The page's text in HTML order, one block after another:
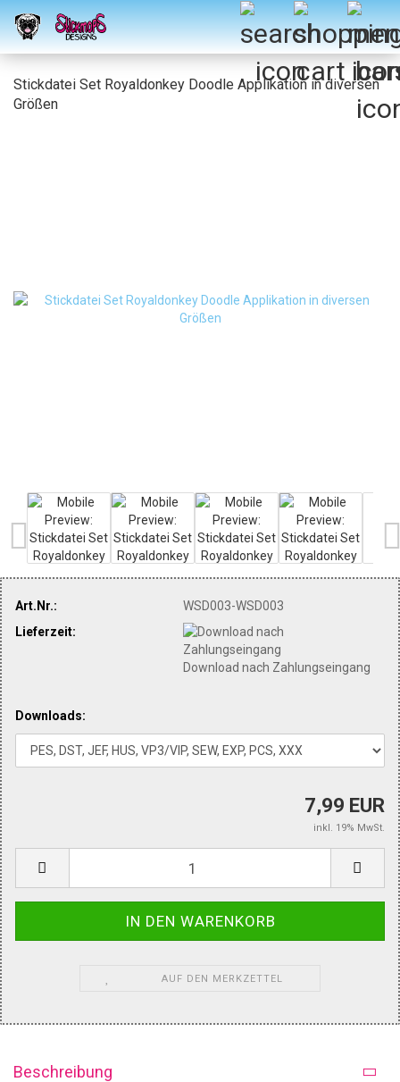
Stickdatei Set Royaldonkey Doodle Applikation in diversen
Größen
Art.Nr.:
WSD003-WSD003
Lieferzeit:
Download nach Zahlungseingang
Downloads:
7,99 EUR
inkl. 19% MwSt.
AUF DEN MERKZETTEL
Beschreibung